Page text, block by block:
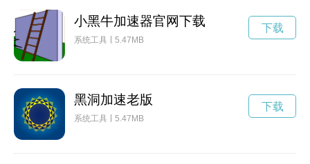
小黑牛加速器官网下载
系统工具 5.47MB
下载
黑洞加速老版
系统工具 5.47MB
下载